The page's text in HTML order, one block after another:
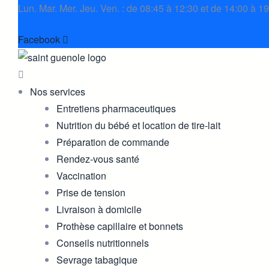
Lun. Mar. Mer. Jeu. Ven. : de 08:45 à 12:30 et de 14:00 à
Facebook
Nos services
Entretiens pharmaceutiques
Nutrition du bébé et location de tire-lait
Préparation de commande
Rendez-vous santé
Vaccination
Prise de tension
Livraison à domicile
Prothèse capillaire et bonnets
Conseils nutritionnels
Sevrage tabagique